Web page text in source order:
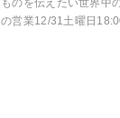
ものを伝えたい世界中
の営業12/31土曜日